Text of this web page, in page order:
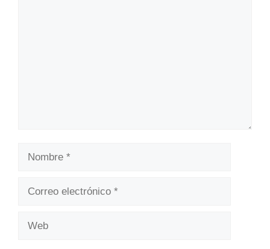
Nombre
Correo
Web